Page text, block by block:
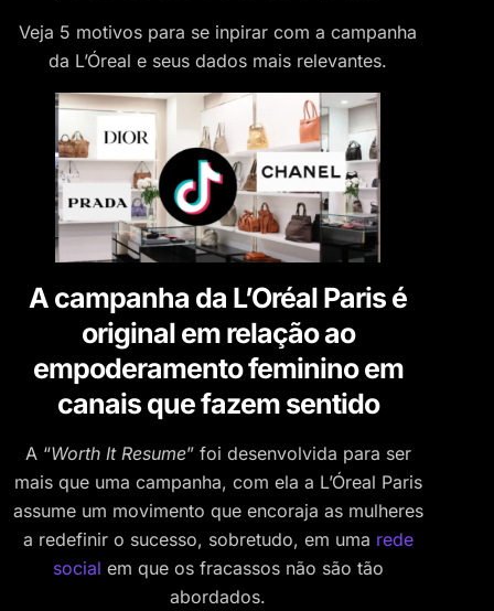
Veja 5 motivos para se inpirar com a campanha
da L’Óreal e seus dados mais relevantes.
A campanha da L’Oréal Paris é
original em relação ao
empoderamento feminino em
canais que fazem sentido
A “Worth It Resume” foi desenvolvida para ser
mais que uma campanha, com ela a L’Óreal Paris
assume um movimento que encoraja as mulheres
a redefinir o sucesso, sobretudo, em uma rede
social em que os fracassos não são tão
abordados.